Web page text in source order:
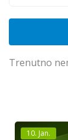
Trenutno
10. Jan.